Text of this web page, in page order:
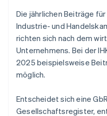
Die jährlichen Beiträge
Industrie- und
richten sich nach dem
Unternehmens. Bei der
2025 beispielsweise
möglich.
Entscheidet sich eine
Gesellschaftsregister,